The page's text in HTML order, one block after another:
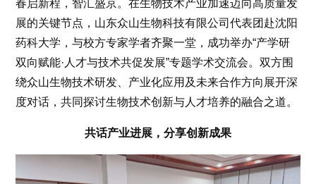
春启新程，智汇盛京。在生物技术产业加速迈向高质量发
展的关键节点，山东众山生物科技有限公司代表团赴沈阳
药科大学，与校方专家学者齐聚一堂，成功举办“产学研
双向赋能·人才与技术共促发展”专题学术交流会。双方围
绕众山生物技术研发、产业化应用及未来合作方向展开深
度对话，共同探讨生物技术创新与人才培养的融合之道。
共话产业进展，分享创新成果